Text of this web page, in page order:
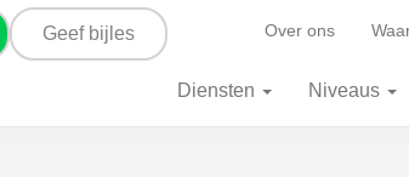
Geef bijles Over ons
Diensten Niveaus